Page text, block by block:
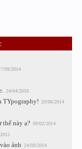
09/2014
24/04/2016
TYpography! 20/06/2014
thế này ạ? 09/02/2014
ảnh 24/09/2014